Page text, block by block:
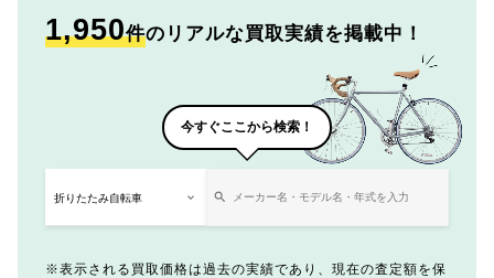
1,950件のリアルな買取実績を掲載中！
今すぐここから検索！
表示される買取価格は過去の実績であり、現在の査定額を保